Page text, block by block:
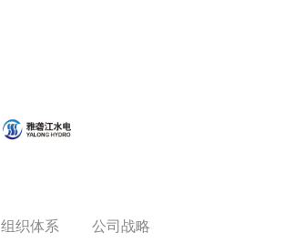
组织体系
公司战略